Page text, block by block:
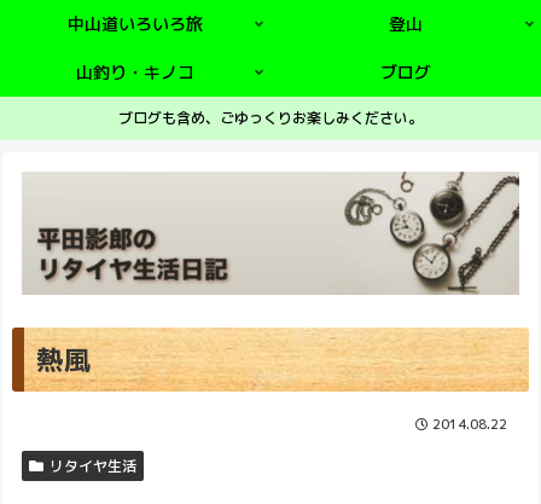
中山道いろいろ旅 登山
山釣り・キノコ ブログ
ブログも含め、ごゆっくりお楽しみください。
熱風
2014.08.22
リタイヤ生活